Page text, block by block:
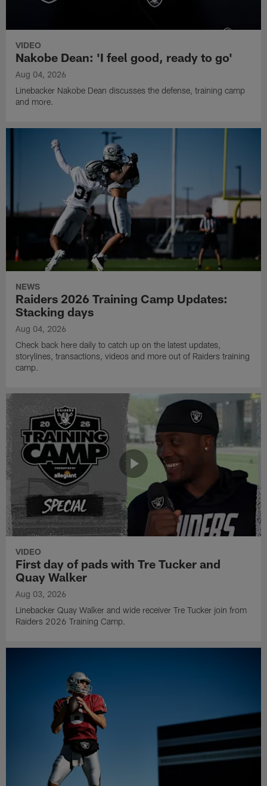
VIDEO
Nakobe Dean: 'I feel good, ready to go'
Aug 04, 2026
Linebacker Nakobe Dean discusses the defense, training camp
and more.
NEWS
Raiders 2026 Training Camp Updates:
Stacking days
Aug 04, 2026
Check back here daily to catch up on the latest updates,
storylines, transactions, videos and more out of Raiders training
camp.
VIDEO
First day of pads with Tre Tucker and
Quay Walker
Aug 03, 2026
Linebacker Quay Walker and wide receiver Tre Tucker join from
Raiders 2026 Training Camp.